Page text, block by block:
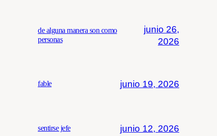
de alguna manera son como
personas
junio 26,
2026
fable junio 19, 2026
sentirse jefe junio 12, 2026